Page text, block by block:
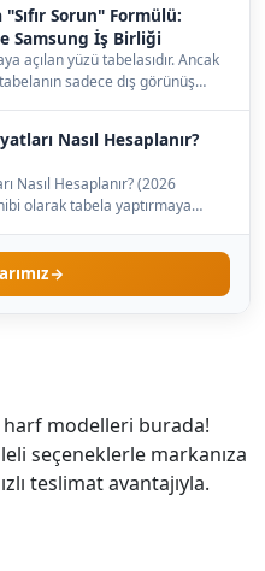
Sorun" Formülü:
Samsung İş Birliği
açılan yüzü tabelasıdır. Ancak
sadece dış görünüş…
Nasıl Hesaplanır?
Nasıl Hesaplanır? (2026
harf modelleri burada!
seçeneklerle markanıza
teslimat avantajıyla.